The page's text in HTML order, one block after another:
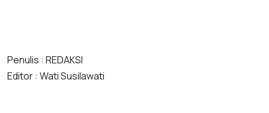
Penulis : REDAKSI
Editor : Wati Susilawati